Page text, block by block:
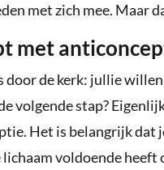
met zich mee. Maar
met
door de kerk: jullie
volgende stap?
Het is belangrijk dat
voldoende heeft